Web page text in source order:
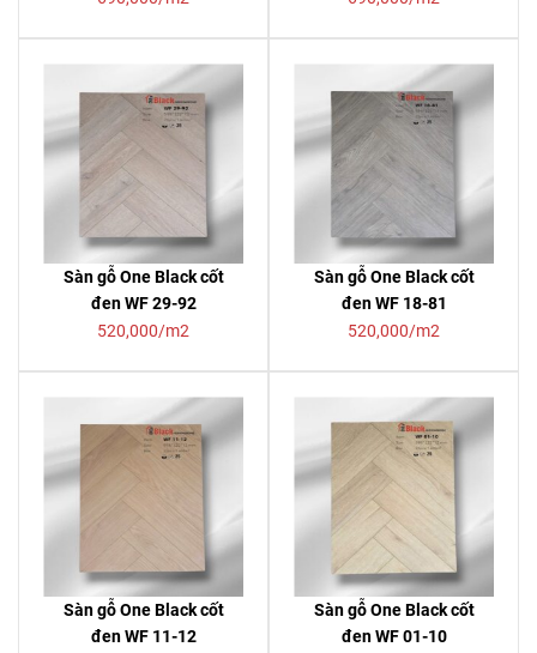
Sàn gỗ One Black cốt
đen WF 29-92
520,000/m2
Sàn gỗ One Black cốt
đen WF 18-81
520,000/m2
Sàn gỗ One Black cốt
đen WF 11-12
Sàn gỗ One Black cốt
đen WF 01-10